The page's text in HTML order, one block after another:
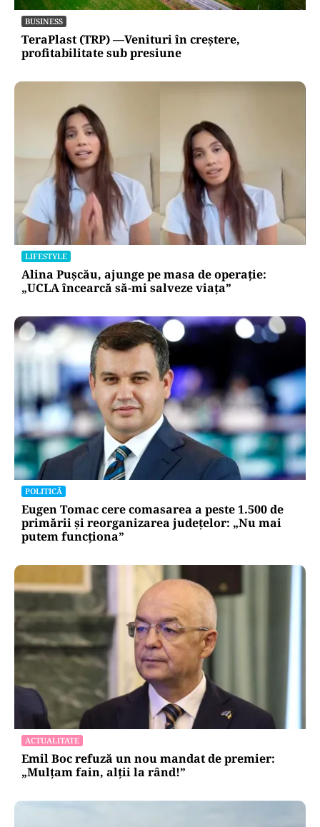
BUSINESS
TeraPlast (TRP) —Venituri în creștere,
profitabilitate sub presiune
LIFESTYLE
Alina Pușcău, ajunge pe masa de operație:
„UCLA încearcă să-mi salveze viața”
POLITICĂ
Eugen Tomac cere comasarea a peste 1.500 de
primării și reorganizarea județelor: „Nu mai
putem funcționa”
ACTUALITATE
Emil Boc refuză un nou mandat de premier:
„Mulțam fain, alții la rând!”